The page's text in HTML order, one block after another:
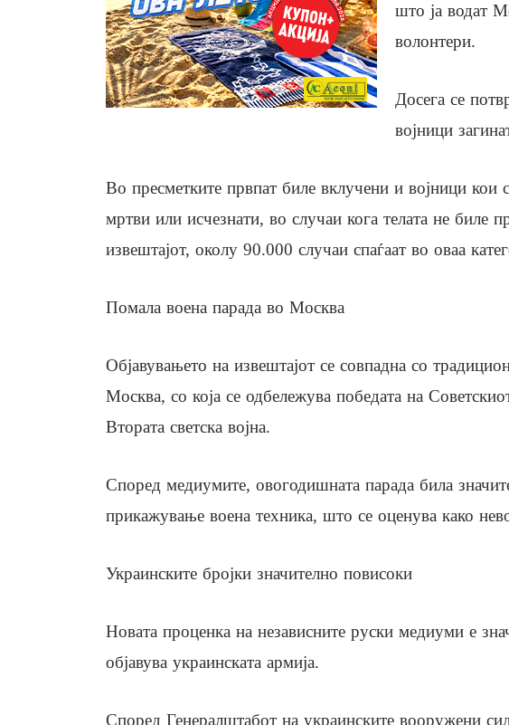
што ја водат
волонтери.
Досега се
војници
Во пресметките првпат биле вклучени и војници кои
мртви или исчезнати, во случаи кога телата не биле
извештајот, околу 90.000 случаи спаѓаат во оваа
Помала воена парада во Москва
Објавувањето на извештајот се совпадна со
Москва, со која се одбележува победата на
Втората светска војна.
Според медиумите, овогодишната парада била
прикажување воена техника, што се оценува како
Украинските бројки значително повисоки
Новата проценка на независните руски медиуми е
објавува украинската армија.
Според Генералштабот на украинските вооружени